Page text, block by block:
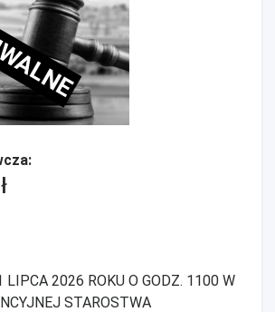
LIPCA 2026 ROKU O GODZ. 1100 W
STAROSTWA